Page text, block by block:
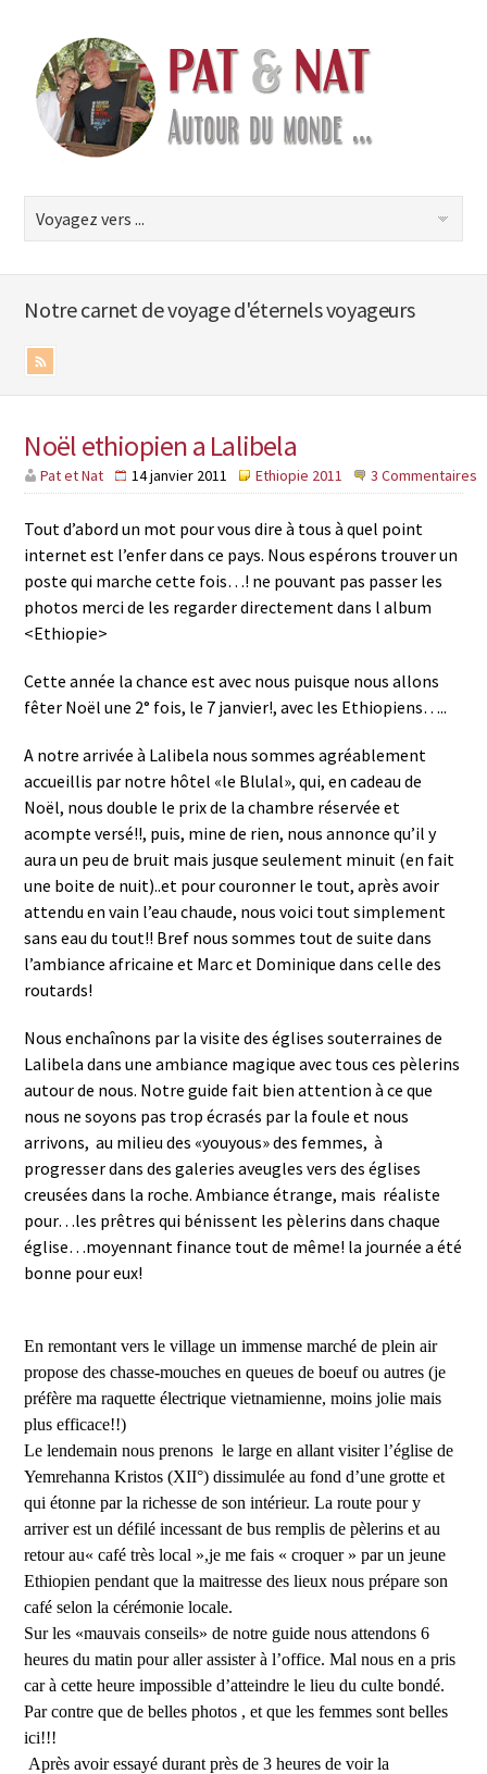
Notre carnet de voyage d'éternels voyageurs
Noël ethiopien a Lalibela
Pat et Nat 14 janvier 2011 Ethiopie 2011 3 Commentaires
Tout d’abord un mot pour vous dire à tous à quel point
internet est l’enfer dans ce pays. Nous espérons trouver un
poste qui marche cette fois…! ne pouvant pas passer les
photos merci de les regarder directement dans l album
<Ethiopie>
Cette année la chance est avec nous puisque nous allons
fêter Noël une 2° fois, le 7 janvier!, avec les Ethiopiens…..
A notre arrivée à Lalibela nous sommes agréablement
accueillis par notre hôtel «le Blulal», qui, en cadeau de
Noël, nous double le prix de la chambre réservée et
acompte versé!!, puis, mine de rien, nous annonce qu’il y
aura un peu de bruit mais jusque seulement minuit (en fait
une boite de nuit)..et pour couronner le tout, après avoir
attendu en vain l’eau chaude, nous voici tout simplement
sans eau du tout!! Bref nous sommes tout de suite dans
l’ambiance africaine et Marc et Dominique dans celle des
routards!
Nous enchaînons par la visite des églises souterraines de
Lalibela dans une ambiance magique avec tous ces pèlerins
autour de nous. Notre guide fait bien attention à ce que
nous ne soyons pas trop écrasés par la foule et nous
arrivons, au milieu des «youyous» des femmes, à
progresser dans des galeries aveugles vers des églises
creusées dans la roche. Ambiance étrange, mais réaliste
pour…les prêtres qui bénissent les pèlerins dans chaque
église…moyennant finance tout de même! la journée a été
bonne pour eux!
En remontant vers le village un immense marché de plein air
propose des chasse-mouches en queues de boeuf ou autres (je
préfère ma raquette électrique vietnamienne, moins jolie mais
plus efficace!!)
Le lendemain nous prenons le large en allant visiter l’église de
Yemrehanna Kristos (XII°) dissimulée au fond d’une grotte et
qui étonne par la richesse de son intérieur. La route pour y
arriver est un défilé incessant de bus remplis de pèlerins et au
retour au« café très local »,je me fais « croquer » par un jeune
Ethiopien pendant que la maitresse des lieux nous prépare son
café selon la cérémonie locale.
Sur les «mauvais conseils» de notre guide nous attendons 6
heures du matin pour aller assister à l’office. Mal nous en a pris
car à cette heure impossible d’atteindre le lieu du culte bondé.
Par contre que de belles photos , et que les femmes sont belles
ici!!!
Après avoir essayé durant près de 3 heures de voir la